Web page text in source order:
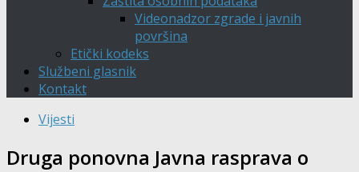
Videonadzor zgrade i javnih
površina
Etički kodeks
Službeni glasnik
Kontakt
Vijesti
Druga ponovna Javna rasprava o